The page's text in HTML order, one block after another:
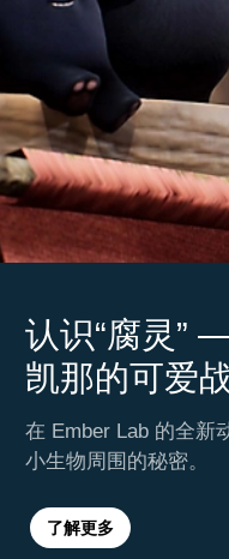
认识“腐灵”
凯那的可爱
在 Ember Lab 的全新
小生物周围的秘密。
了解更多